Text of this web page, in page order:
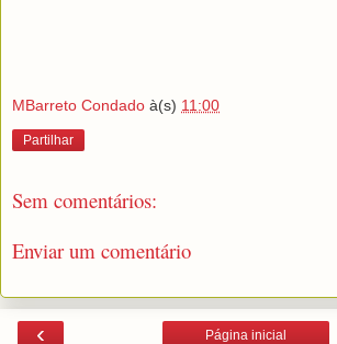
MBarreto Condado à(s) 11:00
Partilhar
Sem comentários:
Enviar um comentário
‹ Página inicial